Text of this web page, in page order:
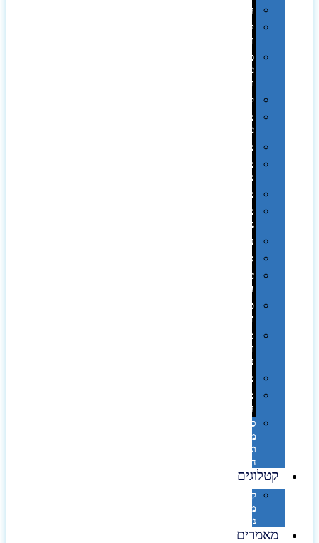
חגים
יין
ומארזים
כלי
עבודה
ופנסים
למטבח
מוצרי
עור
מחברות
מחזיקי
מפתחות
משחקים
מתנה
בפחית
נסיעות
ספורט
על
השולחן…
פינוק
וספא
מזוודות
ותיקי
נסיעות
מטריות
מוצרי
חוף
סביבת
מחשב
וציוד
היקפי
קטלוגים
קטלוג
מוצרי
נייר
מאמרים